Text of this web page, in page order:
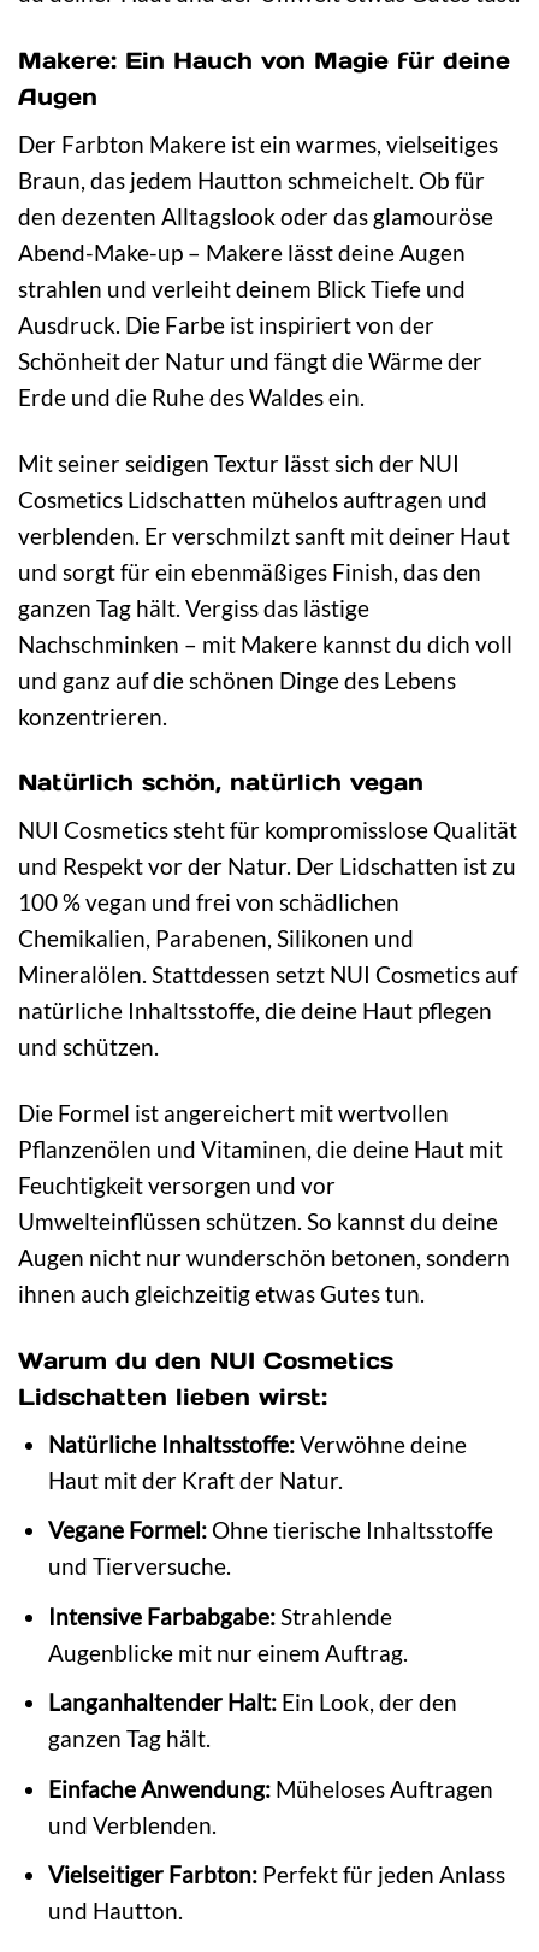
Makere: Ein Hauch von Magie für deine
Augen
Der Farbton Makere ist ein warmes, vielseitiges
Braun, das jedem Hautton schmeichelt. Ob für
den dezenten Alltagslook oder das glamouröse
Abend-Make-up – Makere lässt deine Augen
strahlen und verleiht deinem Blick Tiefe und
Ausdruck. Die Farbe ist inspiriert von der
Schönheit der Natur und fängt die Wärme der
Erde und die Ruhe des Waldes ein.
Mit seiner seidigen Textur lässt sich der NUI
Cosmetics Lidschatten mühelos auftragen und
verblenden. Er verschmilzt sanft mit deiner Haut
und sorgt für ein ebenmäßiges Finish, das den
ganzen Tag hält. Vergiss das lästige
Nachschminken – mit Makere kannst du dich voll
und ganz auf die schönen Dinge des Lebens
konzentrieren.
Natürlich schön, natürlich vegan
NUI Cosmetics steht für kompromisslose Qualität
und Respekt vor der Natur. Der Lidschatten ist zu
100 % vegan und frei von schädlichen
Chemikalien, Parabenen, Silikonen und
Mineralölen. Stattdessen setzt NUI Cosmetics auf
natürliche Inhaltsstoffe, die deine Haut pflegen
und schützen.
Die Formel ist angereichert mit wertvollen
Pflanzenölen und Vitaminen, die deine Haut mit
Feuchtigkeit versorgen und vor
Umwelteinflüssen schützen. So kannst du deine
Augen nicht nur wunderschön betonen, sondern
ihnen auch gleichzeitig etwas Gutes tun.
Warum du den NUI Cosmetics
Lidschatten lieben wirst:
Natürliche Inhaltsstoffe:Verwöhne deine
Haut mit der Kraft der Natur.
Vegane Formel:Ohne tierische Inhaltsstoffe
und Tierversuche.
Intensive Farbabgabe:Strahlende
Augenblicke mit nur einem Auftrag.
Langanhaltender Halt:Ein Look, der den
ganzen Tag hält.
Einfache Anwendung:Müheloses Auftragen
und Verblenden.
Vielseitiger Farbton:Perfekt für jeden Anlass
und Hautton.